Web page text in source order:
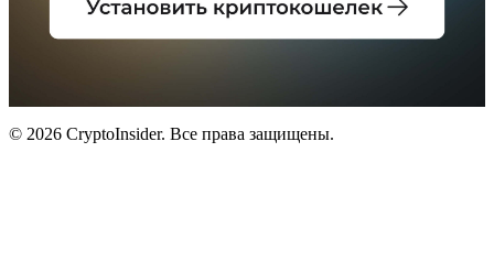
© 2026 CryptoInsider. Все права защищены.